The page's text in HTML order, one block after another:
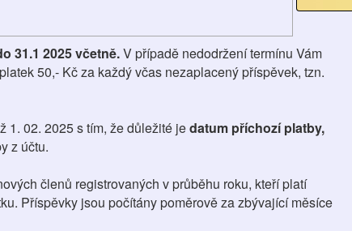
31.1 2025 včetně.V případě nedodržení termínu Vám
50,- Kč za každý včas nezaplacený příspěvek, tzn.
1. 02. 2025 s tím, že důležité jedatum příchozí platby,
z účtu.
členů registrovaných v průběhu roku, kteří platí
Příspěvky jsou počítány poměrově za zbývající měsíce